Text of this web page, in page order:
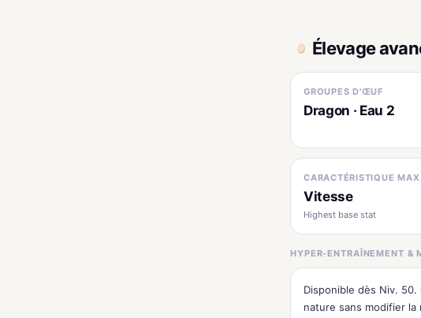
Élevage
GROUPES D'ŒUF
Dragon · Eau 2
CARACTÉRISTIQUE MAX
Vitesse
Highest base stat
HYPER-ENTRAÎNEMENT &
Disponible dès Niv. 50.
nature sans modifier la